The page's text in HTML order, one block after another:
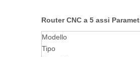
Router CNC a 5 assi
Modello
Tipo